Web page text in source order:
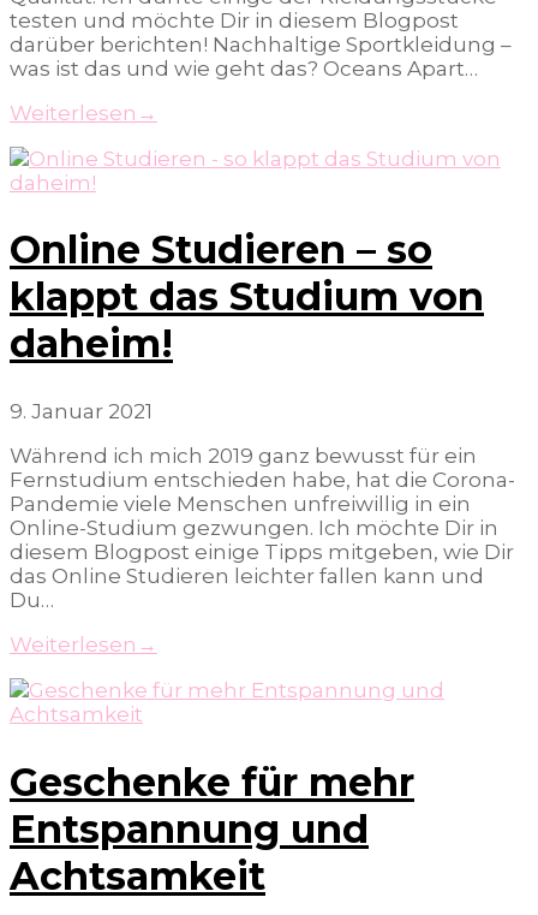
testen und möchte Dir in diesem Blogpost
darüber berichten! Nachhaltige Sportkleidung –
was ist das und wie geht das? Oceans Apart…
Weiterlesen →
Online Studieren – so
klappt das Studium von
daheim!
9. Januar 2021
Während ich mich 2019 ganz bewusst für ein
Fernstudium entschieden habe, hat die Corona-
Pandemie viele Menschen unfreiwillig in ein
Online-Studium gezwungen. Ich möchte Dir in
diesem Blogpost einige Tipps mitgeben, wie Dir
das Online Studieren leichter fallen kann und
Du…
Weiterlesen →
Geschenke für mehr
Entspannung und
Achtsamkeit